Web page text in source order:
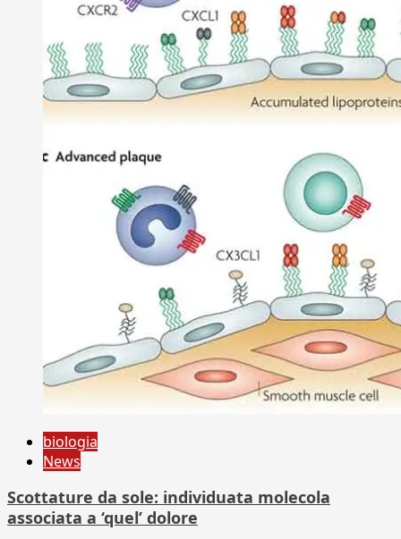
biologia
News
Scottature da sole: individuata molecola
associata a ‘quel’ dolore